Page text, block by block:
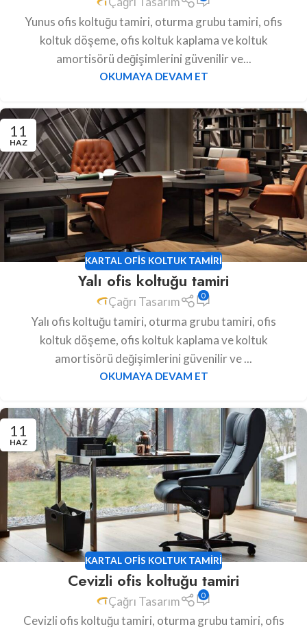
Yunus ofis koltuğu tamiri, oturma grubu tamiri, ofis
koltuk döşeme, ofis koltuk kaplama ve koltuk
amortisörü değişimlerini güvenilir ve...
OKUMAYA DEVAM ET
11
HAZ
KARTAL OFIS KOLTUK TAMIRI
Yalı ofis koltuğu tamiri
Çağrı Tasarım 0
Yalı ofis koltuğu tamiri, oturma grubu tamiri, ofis
koltuk döşeme, ofis koltuk kaplama ve koltuk
amortisörü değişimlerini güvenilir ve ...
OKUMAYA DEVAM ET
11
HAZ
KARTAL OFIS KOLTUK TAMIRI
Cevizli ofis koltuğu tamiri
Çağrı Tasarım 0
Cevizli ofis koltuğu tamiri, oturma grubu tamiri, ofis